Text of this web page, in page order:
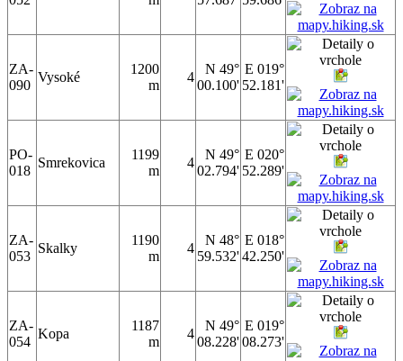
ZA-
090
Vysoké
1200
m
4
N 49°
00.100'
E 019°
52.181'
PO-
018
Smrekovica
1199
m
4
N 49°
02.794'
E 020°
52.289'
ZA-
053
Skalky
1190
m
4
N 48°
59.532'
E 018°
42.250'
ZA-
054
Kopa
1187
m
4
N 49°
08.228'
E 019°
08.273'